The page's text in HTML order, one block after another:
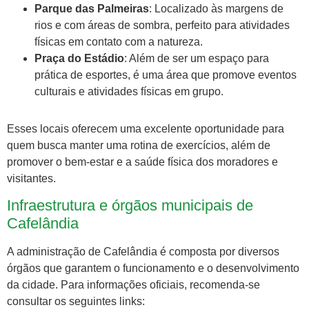
Parque das Palmeiras: Localizado às margens de
rios e com áreas de sombra, perfeito para atividades
físicas em contato com a natureza.
Praça do Estádio: Além de ser um espaço para
prática de esportes, é uma área que promove eventos
culturais e atividades físicas em grupo.
Esses locais oferecem uma excelente oportunidade para
quem busca manter uma rotina de exercícios, além de
promover o bem-estar e a saúde física dos moradores e
visitantes.
Infraestrutura e órgãos municipais de
Cafelândia
A administração de Cafelândia é composta por diversos
órgãos que garantem o funcionamento e o desenvolvimento
da cidade. Para informações oficiais, recomenda-se
consultar os seguintes links: